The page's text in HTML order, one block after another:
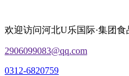
欢迎访问河北U乐国际·集团食
2906099083@qq.com
0312-6820759